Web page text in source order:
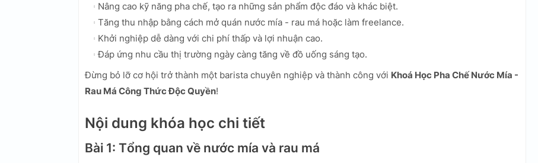
Nâng cao kỹ năng pha chế, tạo ra những sản phẩm độc đáo và khác biệt.
Tăng thu nhập bằng cách mở quán nước mía - rau má hoặc làm freelance.
Khởi nghiệp dễ dàng với chi phí thấp và lợi nhuận cao.
Đáp ứng nhu cầu thị trường ngày càng tăng về đồ uống sáng tạo.
Đừng bỏ lỡ cơ hội trở thành một barista chuyên nghiệp và thành công với Khoá Học Pha Chế Nước Mía -
Rau Má Công Thức Độc Quyền!
Nội dung khóa học chi tiết
Bài 1: Tổng quan về nước mía và rau má